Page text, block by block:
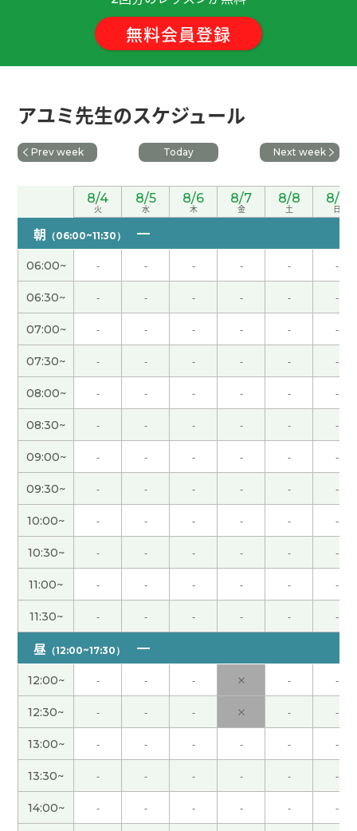
和当地人说汉语很有意思。聊天的时候有紧张感然
后告别有成就感。下次见吧。( 男性 )
非常感謝 下次見 ( 40代 男性 )
我也想断舍离真难呐。( 80代 男性 )
我们想再去台湾旅游。当地人非常温柔亲切。非常
干净的马路人行道。下次见吧。( 男性 )
谢谢您今天也帮我纠正发音，关于太空方面的词语
我还不太熟悉，我会继续努力读书！期待下次再
见！
谢谢老师。我很开心得跟你读课文。下次见！( 20
代 女性 )
很高兴认识你。你的课是很高兴。我再想跟你上
课。( 20代 女性 )
谢谢您的课！我学中文已经很久了，但被纠正发音
的机会越来越少了，所以非常感谢老师帮我纠正发
音。我会继续努力，提高自己的中文水平。
感谢你亲切愉快的课程。我很高兴能和你聊天。又
のレッスンを楽しみにしています。( 80代 男性 )
とても優しいおすすめの先生
谢谢您 我很高兴 昨天下课以后我先洗澡了再睡觉了
楽しいレッスンありがとうございました！またお
願いします。
谢谢老师。“北京梦”我先不继续学了( 60代 男性 )
真的很感谢您，跟老师学习真的很好！ ( 60代 男性 )
無料会員登録
アユミ先生のスケジュール
Prev week Today Next week
8/4
火
8/5
水
8/6
木
8/7
金
8/8
土
8/9
日
朝 （06:00~11:30）
06:00~ - - - - - -
06:30~ - - - - - -
07:00~ - - - - - -
07:30~ - - - - - -
08:00~ - - - - - -
08:30~ - - - - - -
09:00~ - - - - - -
09:30~ - - - - - -
10:00~ - - - - - -
10:30~ - - - - - -
11:00~ - - - - - -
11:30~ - - - - - -
昼 （12:00~17:30）
12:00~ - - - × - -
12:30~ - - - × - -
13:00~ - - - - - -
13:30~ - - - - - -
14:00~ - - - - - -